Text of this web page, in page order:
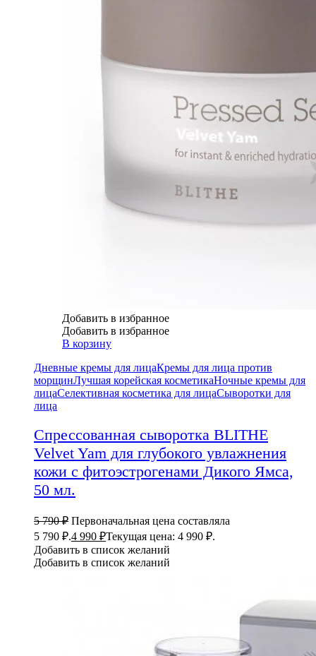
Добавить в избранное
Добавить в избранное
В корзину
Дневные кремы для лицаКремы для лица против
морщинЛучшая корейская косметикаНочные кремы для
лицаСелективная косметика для лицаСыворотки для
лица
Спрессованная сыворотка BLITHE
Velvet Yam для глубокого увлажнения
кожи с фитоэстрогенами Дикого Ямса,
50 мл.
5 790₽ Первоначальная цена составляла
5 790 ₽.4 990 ₽Текущая цена: 4 990 ₽.
Добавить в список желаний
Добавить в список желаний